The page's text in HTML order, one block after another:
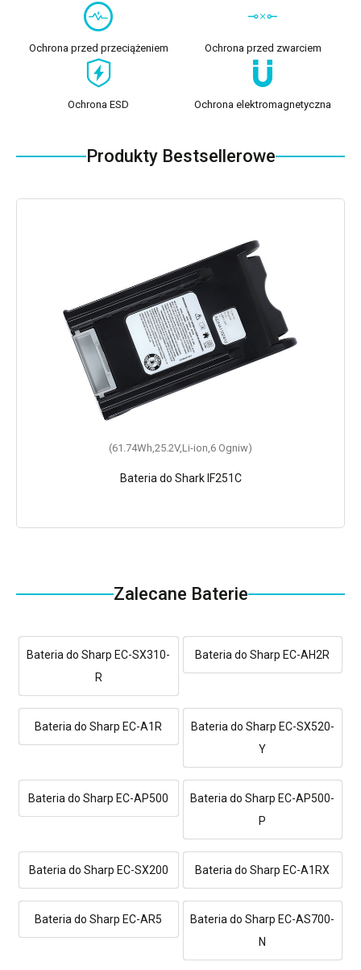
Ochrona przed przeciążeniem Ochrona przed zwarciem
Ochrona ESD Ochrona elektromagnetyczna
Produkty Bestsellerowe
(61.74Wh,25.2V,Li-ion,6 Ogniw)
Bateria do Shark IF251C
Zalecane Baterie
Bateria do Sharp EC-SX310-
R
Bateria do Sharp EC-AH2R
Bateria do Sharp EC-A1R
Bateria do Sharp EC-SX520-
Y
Bateria do Sharp EC-AP500
Bateria do Sharp EC-AP500-
P
Bateria do Sharp EC-SX200 Bateria do Sharp EC-A1RX
Bateria do Sharp EC-AR5
Bateria do Sharp EC-AS700-
N